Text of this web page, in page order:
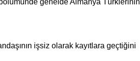
işsiz olarak kayıtlara geçtiğini